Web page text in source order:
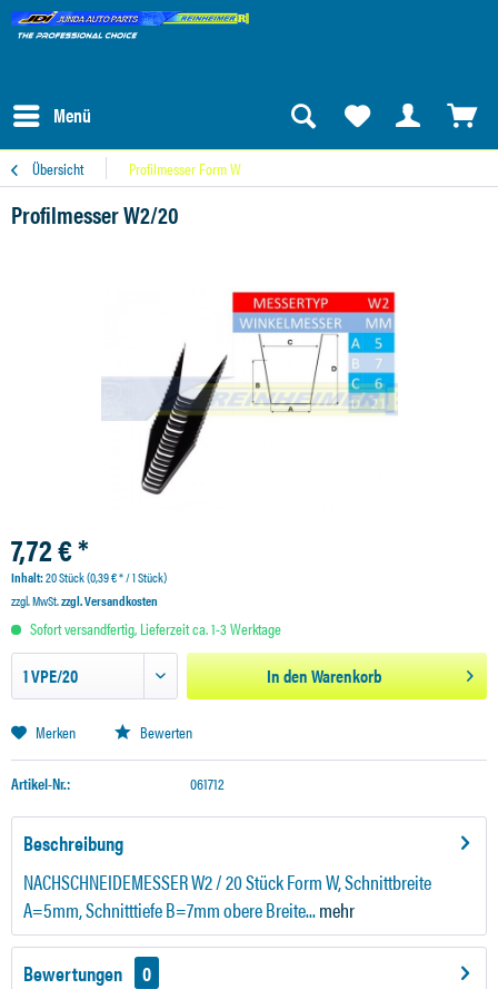
Menü
Übersicht Profilmesser Form W
Profilmesser W2/20
7,72 € *
Inhalt:20 Stück (0,39 € * / 1 Stück)
zzgl. MwSt.zzgl. Versandkosten
Sofort versandfertig, Lieferzeit ca. 1-3 Werktage
In denWarenkorb
Merken Bewerten
Artikel-Nr.: 061712
Beschreibung
NACHSCHNEIDEMESSER W2 / 20 Stück Form W, Schnittbreite
A=5mm, Schnitttiefe B=7mm obere Breite...mehr
Bewertungen
0